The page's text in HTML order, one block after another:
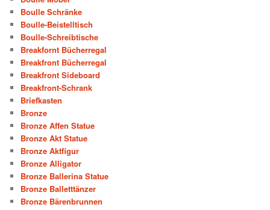
Boulle Schränke
Boulle-Beistelltisch
Boulle-Schreibtische
Breakfornt Bücherregal
Breakfront Bücherregal
Breakfront Sideboard
Breakfront-Schrank
Briefkasten
Bronze
Bronze Affen Statue
Bronze Akt Statue
Bronze Aktfigur
Bronze Alligator
Bronze Ballerina Statue
Bronze Balletttänzer
Bronze Bärenbrunnen